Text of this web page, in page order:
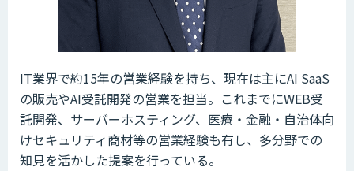
IT業界で約15年の営業経験を持ち、現在は主にAI SaaS
の販売やAI受託開発の営業を担当。これまでにWEB受
託開発、サーバーホスティング、医療・金融・自治体向
けセキュリティ商材等の営業経験も有し、多分野での
知見を活かした提案を行っている。